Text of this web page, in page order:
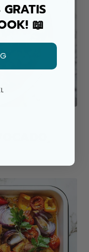
📖